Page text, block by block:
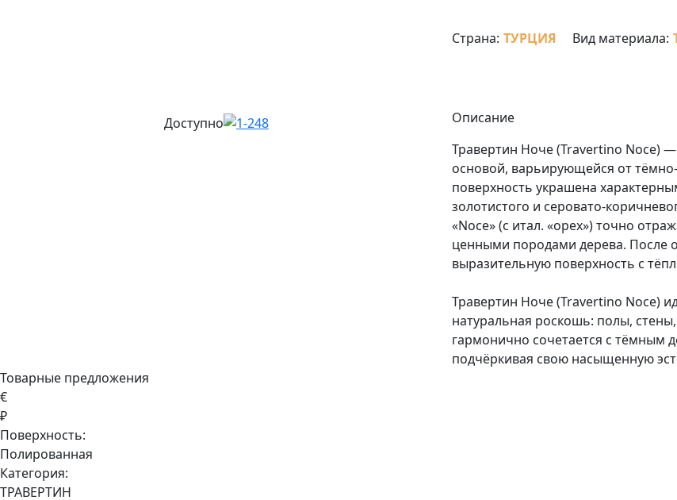
Доступно
Страна: ТУРЦИЯ Вид материала:
Описание
Травертин Ноче (Travertino Noce)
основой, варьирующейся от
поверхность украшена
золотистого и серовато-
«Noce» (с итал. «орех») точно
ценными породами дерева. После
выразительную поверхность с
Травертин Ноче (Travertino Noce)
натуральная роскошь: полы,
гармонично сочетается с тёмным
подчёркивая свою насыщенную
Товарные предложения
€
₽
Поверхность:
Полированная
Категория:
ТРАВЕРТИН